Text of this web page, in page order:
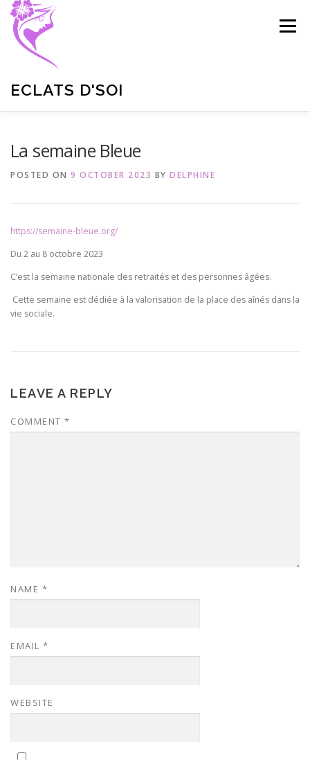
Skip
content
ECLATS D'SOI
Menu
La semaine Bleue
POSTED ON 9 OCTOBER 2023 BY DELPHINE
https://semaine-bleue.org/
Du 2 au 8 octobre 2023
C’est la semaine nationale des retraités et des personnes âgées.
Cette semaine est dédiée à la valorisation de la place des aînés dans la
vie sociale.
LEAVE A REPLY
COMMENT *
NAME *
EMAIL *
WEBSITE